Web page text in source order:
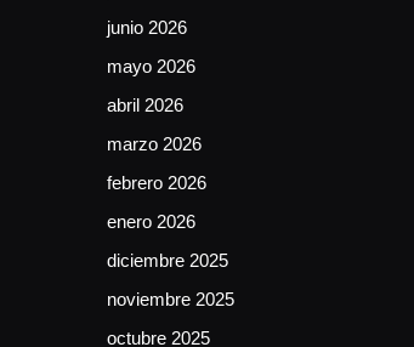
junio 2026
mayo 2026
abril 2026
marzo 2026
febrero 2026
enero 2026
diciembre 2025
noviembre 2025
octubre 2025